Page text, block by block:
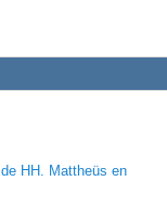
HH. Mattheüs en